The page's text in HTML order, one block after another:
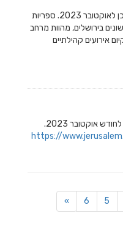
רשימת ספריות רחוב בירושלים - מעודכן לאוקטובר 2023. ספריות
בירושלים, מהוות מרחב
אירועים קהילתיים
אוקטובר 2023.
https://
5
6
»